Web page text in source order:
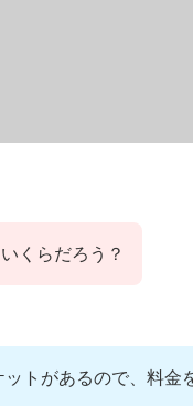
くらだろう？
トがあるので、料金